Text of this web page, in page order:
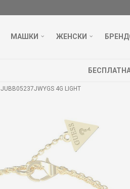
МАШКИ ЖЕНСКИ
JUBB05237JWYGS 4G LIGHT